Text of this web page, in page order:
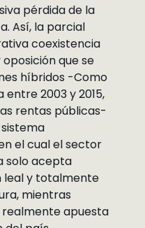
pérdida de la
Así, la parcial
coexistencia
que se
híbridos -Como
entre 2003 y 2015,
rentas públicas-
el cual el sector
solo acepta
leal y totalmente
mientras
realmente apuesta